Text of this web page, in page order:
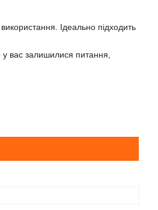
Ідеально підходить
вас залишилися питання,